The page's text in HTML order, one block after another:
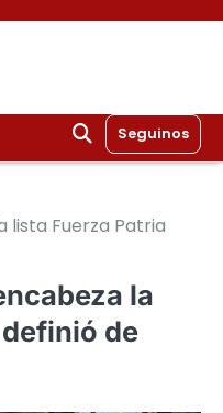
Seguinos
lista Fuerza Patria
la
de